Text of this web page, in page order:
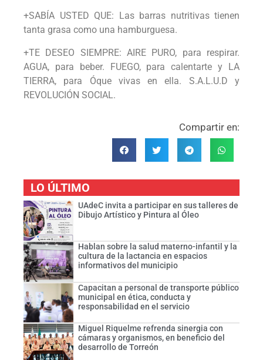
+SABÍA USTED QUE: Las barras nutritivas tienen
tanta grasa como una hamburguesa.
+TE DESEO SIEMPRE: AIRE PURO, para respirar.
AGUA, para beber. FUEGO, para calentarte y LA
TIERRA, para Óque vivas en ella. S.A.L.U.D y
REVOLUCIÓN SOCIAL.
Compartir en:
LO ÚLTIMO
UAdeC invita a participar en sus talleres de
Dibujo Artístico y Pintura al Óleo
Hablan sobre la salud materno-infantil y la
cultura de la lactancia en espacios
informativos del municipio
Capacitan a personal de transporte público
municipal en ética, conducta y
responsabilidad en el servicio
Miguel Riquelme refrenda sinergia con
cámaras y organismos, en beneficio del
desarrollo de Torreón